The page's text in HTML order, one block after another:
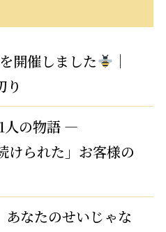
開催しました
｜
り
人の物語 —
られた」お客様の
あなたのせいじゃな